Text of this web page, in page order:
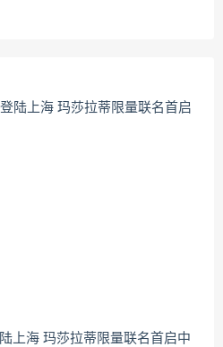
上海 玛莎拉蒂限量联名首启中